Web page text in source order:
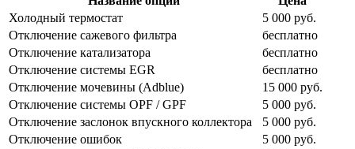
Холодный термостат
5 000 руб.
Отключение сажевого фильтра
бесплатно
Отключение катализатора
бесплатно
Отключение системы EGR
бесплатно
Отключение мочевины (Adblue)
15 000 руб.
Отключение системы OPF / GPF
5 000 руб.
Отключение заслонок впускного коллектора
5 000 руб.
Отключение ошибок
5 000 руб.